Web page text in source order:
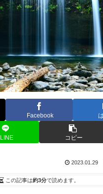
Facebook
LINE コピー
2023.01.29
この記事は約3分で読めます。